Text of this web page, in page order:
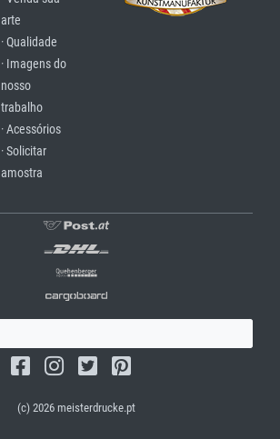
arte
· Qualidade
· Imagens do
nosso
trabalho
· Acessórios
· Solicitar
amostra
(c) 2026 meisterdrucke.pt